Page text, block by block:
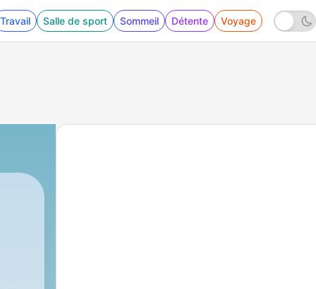
Travail Salle de sport Sommeil Détente Voyage